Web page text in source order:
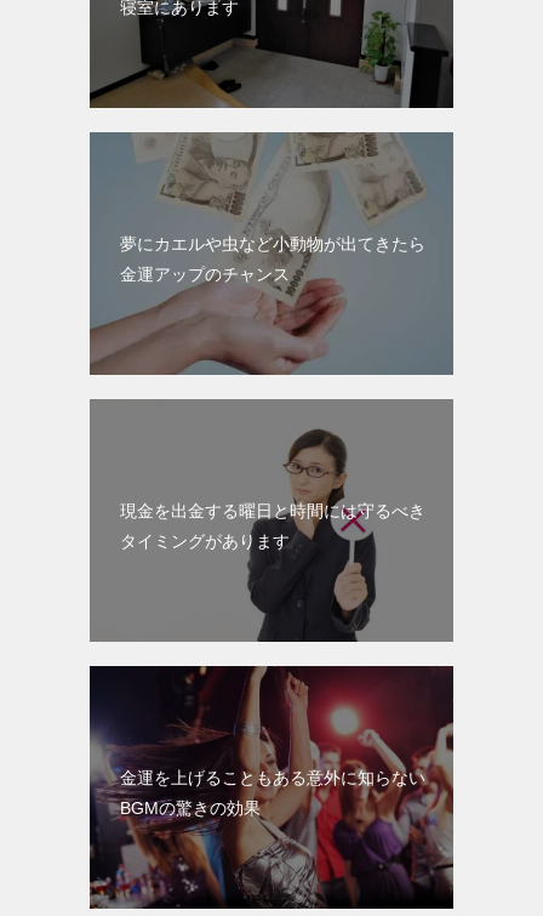
寝室にあります
夢にカエルや虫など小動物が出てきたら
金運アップのチャンス
現金を出金する曜日と時間には守るべき
タイミングがあります
金運を上げることもある意外に知らない
BGMの驚きの効果